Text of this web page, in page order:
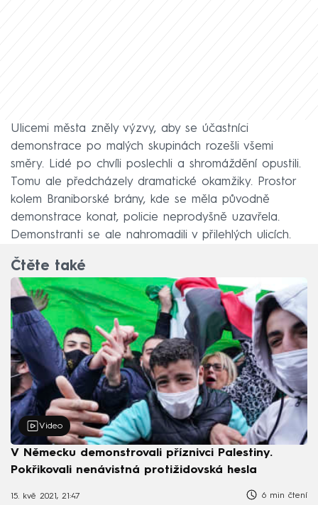
Ulicemi města zněly výzvy, aby se účastníci
demonstrace po malých skupinách rozešli všemi
směry. Lidé po chvíli poslechli a shromáždění opustili.
Tomu ale předcházely dramatické okamžiky. Prostor
kolem Braniborské brány, kde se měla původně
demonstrace konat, policie neprodyšně uzavřela.
Demonstranti se ale nahromadili v přilehlých ulicích.
Čtěte také
Video
V Německu demonstrovali příznivci Palestiny.
Pokřikovali nenávistná protižidovská hesla
15. kvě 2021, 21:47 6 min čtení